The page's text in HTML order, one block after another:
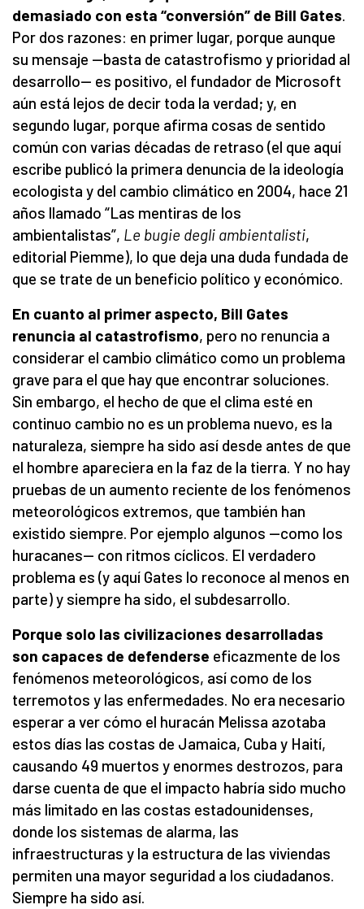
demasiado con esta “conversión” de Bill Gates
Por dos razones: en primer lugar, porque aunque
su mensaje —basta de catastrofismo y prioridad al
desarrollo— es positivo, el fundador de Microsoft
aún está lejos de decir toda la verdad; y, en
segundo lugar, porque afirma cosas de sentido
común con varias décadas de retraso (el que aquí
escribe publicó la primera denuncia de la ideología
ecologista y del cambio climático en 2004, hace 21
años llamado “Las mentiras de los
ambientalistas”, Le bugie degli ambientalisti,
editorial Piemme), lo que deja una duda fundada de
que se trate de un beneficio político y económico.
En cuanto al primer aspecto, Bill Gates
renuncia al catastrofismo, pero no renuncia a
considerar el cambio climático como un problema
grave para el que hay que encontrar soluciones.
Sin embargo, el hecho de que el clima esté en
continuo cambio no es un problema nuevo, es la
naturaleza, siempre ha sido así desde antes de que
el hombre apareciera en la faz de la tierra. Y no hay
pruebas de un aumento reciente de los fenómenos
meteorológicos extremos, que también han
existido siempre. Por ejemplo algunos —como los
huracanes— con ritmos cíclicos. El verdadero
problema es (y aquí Gates lo reconoce al menos en
parte) y siempre ha sido, el subdesarrollo.
Porque solo las civilizaciones desarrolladas
son capaces de defenderse eficazmente de los
fenómenos meteorológicos, así como de los
terremotos y las enfermedades. No era necesario
esperar a ver cómo el huracán Melissa azotaba
estos días las costas de Jamaica, Cuba y Haití,
causando 49 muertos y enormes destrozos, para
darse cuenta de que el impacto habría sido mucho
más limitado en las costas estadounidenses,
donde los sistemas de alarma, las
infraestructuras y la estructura de las viviendas
permiten una mayor seguridad a los ciudadanos.
Siempre ha sido así.